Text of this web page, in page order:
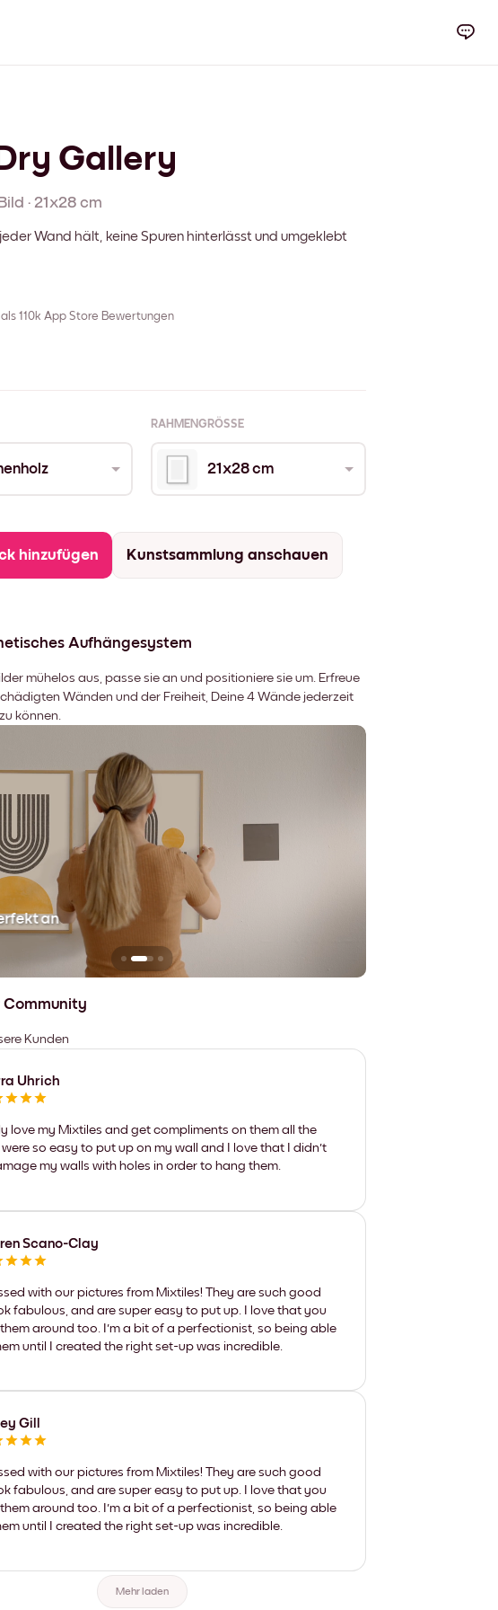
Gallery
Bild · 21x28 cm
Wand hält, keine Spuren hinterlässt und umgeklebt
110k App Store Bewertungen
RAHMENGRÖSSE
21x28 cm
hinzufügen Kunstsammlung anschauen
Aufhängesystem
mühelos aus, passe sie an und positioniere sie um. Erfreue
Wänden und der Freiheit, Deine 4 Wände jederzeit
können.
an
Community
Kunden
Uhrich
love my Mixtiles and get compliments on them all the
were so easy to put up on my wall and I love that I didn't
my walls with holes in order to hang them.
Scano-Clay
with our pictures from Mixtiles! They are such good
fabulous, and are super easy to put up. I love that you
around too. I'm a bit of a perfectionist, so being able
until I created the right set-up was incredible.
Gill
with our pictures from Mixtiles! They are such good
fabulous, and are super easy to put up. I love that you
around too. I'm a bit of a perfectionist, so being able
until I created the right set-up was incredible.
Mehr laden